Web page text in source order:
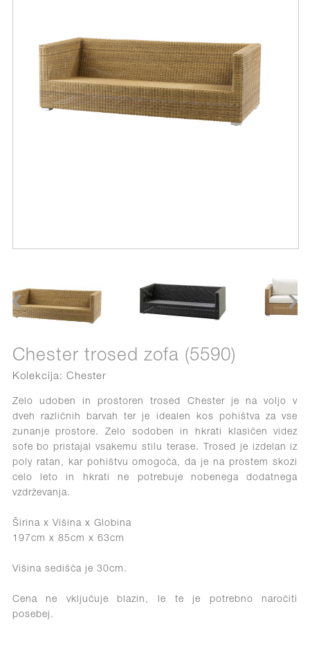
Chester trosed zofa (5590)
Kolekcija: Chester
Zelo udoben in prostoren trosed Chester je na voljo v
dveh različnih barvah ter je idealen kos pohištva za vse
zunanje prostore. Zelo sodoben in hkrati klasičen videz
sofe bo pristajal vsakemu stilu terase. Trosed je izdelan iz
poly ratan, kar pohištvu omogoča, da je na prostem skozi
celo leto in hkrati ne potrebuje nobenega dodatnega
vzdrževanja.
Širina x Višina x Globina
197cm x 85cm x 63cm
Višina sedišča je 30cm.
Cena ne vključuje blazin, le te je potrebno naročiti
posebej.